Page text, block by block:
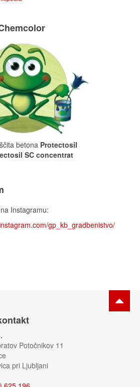
betona Protectosil
SC concentrat
Instagramu:
gp_kb_gradbenistvo/
Potočnikov 11
pri Ljubljani